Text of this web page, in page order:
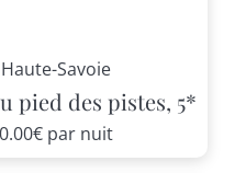
Savoie
pied des pistes, 5*
par nuit